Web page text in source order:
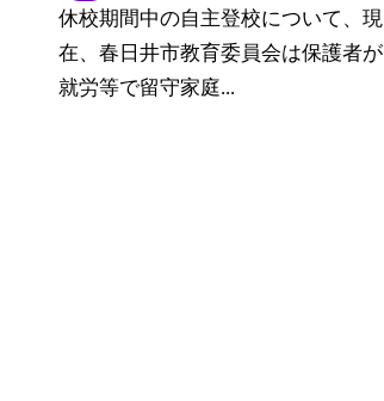
休校期間中の自主登校について、現
在、春日井市教育委員会は保護者が
就労等で留守家庭...